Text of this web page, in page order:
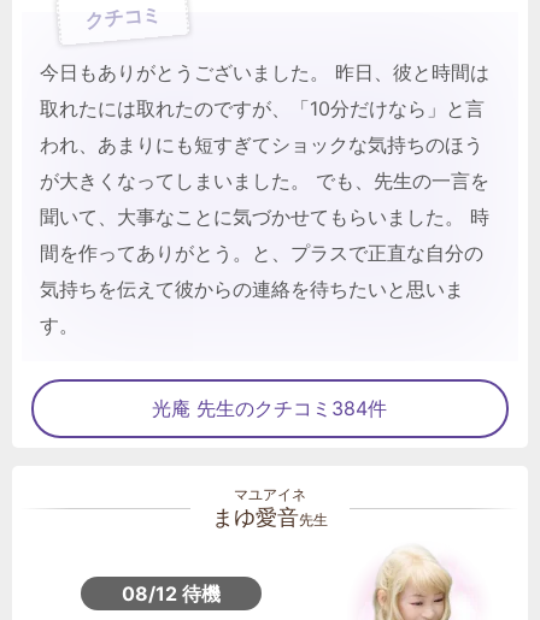
クチコミ
今日もありがとうございました。 昨日、彼と時間は
取れたには取れたのですが、「10分だけなら」と言
われ、あまりにも短すぎてショックな気持ちのほう
が大きくなってしまいました。 でも、先生の一言を
聞いて、大事なことに気づかせてもらいました。 時
間を作ってありがとう。と、プラスで正直な自分の
気持ちを伝えて彼からの連絡を待ちたいと思いま
す。
光庵 先生のクチコミ384件
まゆ愛音先生
08/12 待機